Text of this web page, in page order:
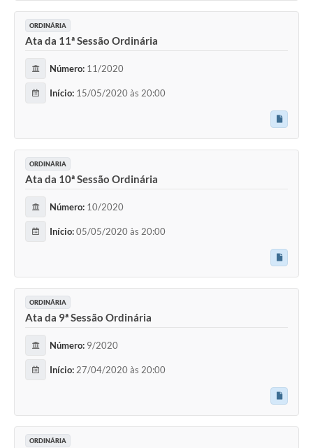
ORDINÁRIA
Ata da 11ª Sessão Ordinária
Número: 11/2020
Início: 15/05/2020 às 20:00
ORDINÁRIA
Ata da 10ª Sessão Ordinária
Número: 10/2020
Início:05/05/2020 às 20:00
ORDINÁRIA
Ata da 9ª Sessão Ordinária
Número: 9/2020
Início: 27/04/2020 às 20:00
ORDINÁRIA